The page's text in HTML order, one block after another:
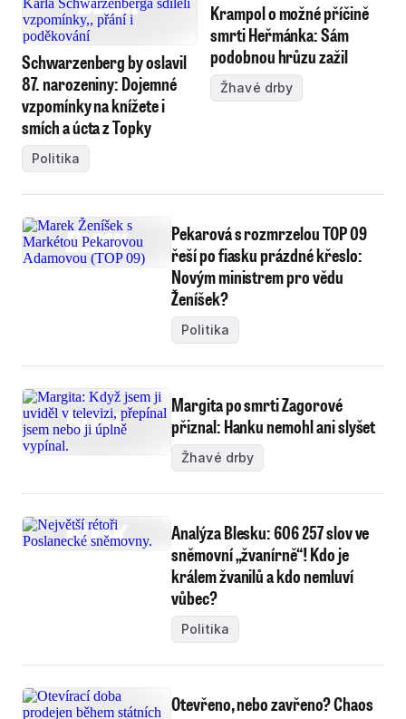
Schwarzenberg by oslavil
87. narozeniny: Dojemné
vzpomínky na knížete i
smích a úcta z Topky
Politika
Krampol o možné příčině
smrti Heřmánka: Sám
podobnou hrůzu zažil
Žhavé drby
Pekarová s rozmrzelou TOP 09
řeší po fiasku prázdné křeslo:
Novým ministrem pro vědu
Ženíšek?
Politika
Margita po smrti Zagorové
přiznal: Hanku nemohl ani slyšet
Žhavé drby
Analýza Blesku: 606 257 slov ve
sněmovní „žvanírně“! Kdo je
králem žvanilů a kdo nemluví
vůbec?
Politika
Otevřeno, nebo zavřeno? Chaos